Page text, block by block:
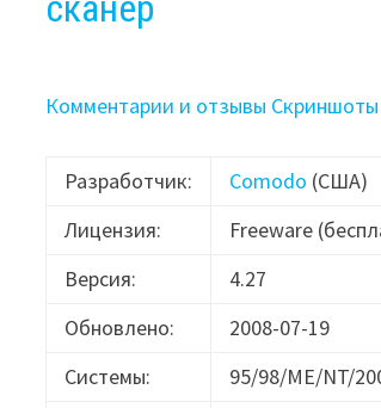
Комментарии и отзывы
Разработчик: Comodo (США)
Лицензия:
Freeware
Версия:
4.27
Обновлено:
2008-07-19
Системы:
95/98/ME/NT/